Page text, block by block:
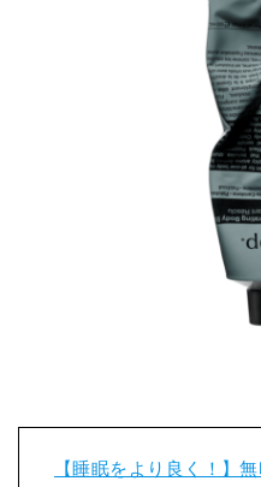
【睡眠をより良く！】